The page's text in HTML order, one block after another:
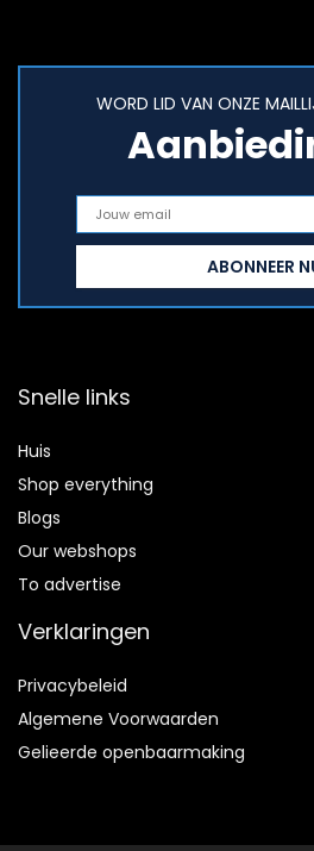
WORD LID VAN ONZE
Snelle links
Huis
Shop everything
Blogs
Our webshops
To advertise
Verklaringen
Privacybeleid
Algemene Voorwaarden
Gelieerde openbaarmaking